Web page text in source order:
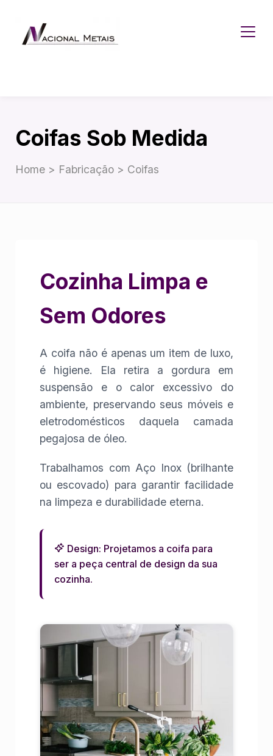
Coifas Sob Medida
Home > Fabricação > Coifas
Cozinha Limpa e
Sem Odores
A coifa não é apenas um item de luxo,
é higiene. Ela retira a gordura em
suspensão e o calor excessivo do
ambiente, preservando seus móveis e
eletrodomésticos daquela camada
pegajosa de óleo.
Trabalhamos com Aço Inox (brilhante
ou escovado) para garantir facilidade
na limpeza e durabilidade eterna.
Design: Projetamos a coifa para
ser a peça central de design da sua
cozinha.